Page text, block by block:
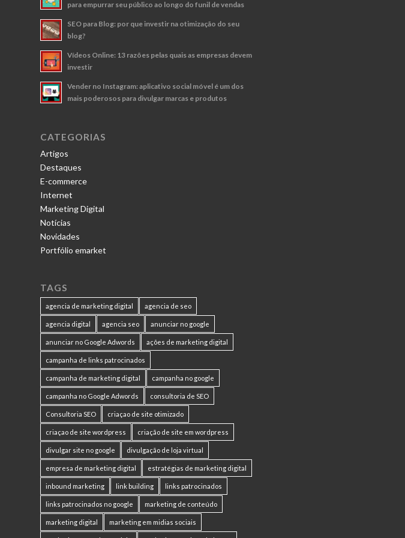
para empurrar seu público ao longo do funil de vendas
SEO para Blog: por que investir na otimização do seu
blog?
Vídeos Online: 13 razões pelas quais as empresas devem
investir
Vender no Instagram: aplicativo social móvel é um dos
mais poderosos para divulgar marcas e produtos
CATEGORIAS
Artigos
Destaques
E-commerce
Internet
Marketing Digital
Notícias
Novidades
Portfólio emarket
TAGS
agencia de marketing digital agencia de seo
agencia digital agencia seo anunciar no google
anunciar no Google Adwords ações de marketing digital
campanha de links patrocinados
campanha de marketing digital campanha no google
campanha no Google Adwords consultoria de SEO
Consultoria SEO criaçao de site otimizado
criaçao de site wordpress criação de site em wordpress
divulgar site no google divulgação de loja virtual
empresa de marketing digital estratégias de marketing digital
inbound marketing link building links patrocinados
links patrocinados no google marketing de conteúdo
marketing digital marketing em midias sociais